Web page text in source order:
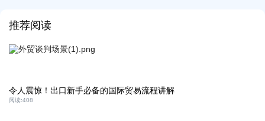
推荐阅读
令人震惊！出口新手必备的国际贸易流程讲解
阅读:408